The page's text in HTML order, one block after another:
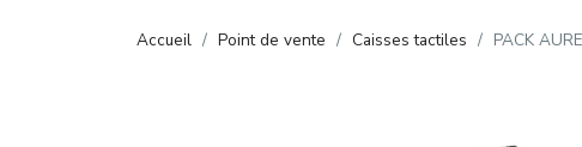
Accueil Point de vente Caisses tactiles PACK